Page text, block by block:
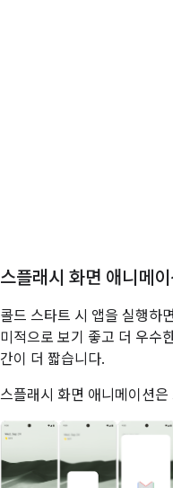
스플래시 화면 애니메
콜드 스타트 시 앱을 실행하
미적으로 보기 좋고 더 우수
간이 더 짧습니다.
스플래시 화면 애니메이션